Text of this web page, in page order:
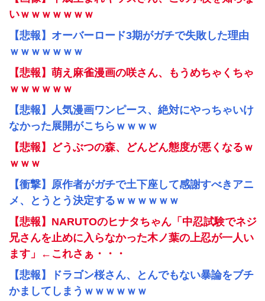
いｗｗｗｗｗｗｗ
【悲報】オーバーロード3期がガチで失敗した理由
ｗｗｗｗｗｗｗ
【悲報】萌え麻雀漫画の咲さん、もうめちゃくちゃ
ｗｗｗｗｗｗ
【悲報】人気漫画ワンピース、絶対にやっちゃいけ
なかった展開がこちらｗｗｗｗ
【悲報】どうぶつの森、どんどん態度が悪くなるｗ
ｗｗｗ
【衝撃】原作者がガチで土下座して感謝すべきアニ
メ、とうとう決定するｗｗｗｗｗｗ
【悲報】NARUTOのヒナタちゃん「中忍試験でネジ
兄さんを止めに入らなかった木ノ葉の上忍が一人い
ます」←これさぁ・・・
【悲報】ドラゴン桜さん、とんでもない暴論をブチ
かましてしまうｗｗｗｗｗｗ